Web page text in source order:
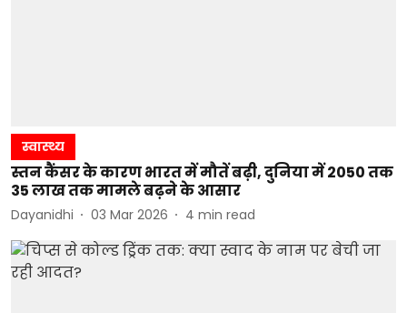
स्वास्थ्य
स्तन कैंसर के कारण भारत में मौतें बढ़ी, दुनिया में 2050 तक
35 लाख तक मामले बढ़ने के आसार
Dayanidhi 03 Mar 2026 4 min read